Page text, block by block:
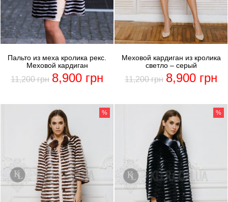
Пальто из меха кролика рекс.
Меховой кардиган
11,200грн 8,900 грн
Меховой кардиган из кролика
светло – серый
11,200грн 8,900 грн
% %